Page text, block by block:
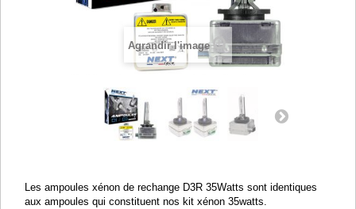
Agrandir l'image
Les ampoules xénon de rechange D3R 35Watts sont identiques
aux ampoules qui constituent nos kit xénon 35watts.